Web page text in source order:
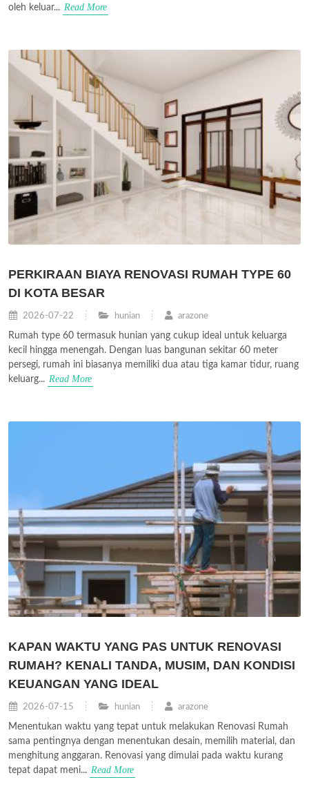
oleh keluar... Read More
PERKIRAAN BIAYA RENOVASI RUMAH TYPE 60
DI KOTA BESAR
2026-07-22 hunian arazone
Rumah type 60 termasuk hunian yang cukup ideal untuk keluarga
kecil hingga menengah. Dengan luas bangunan sekitar 60 meter
persegi, rumah ini biasanya memiliki dua atau tiga kamar tidur, ruang
keluarg... Read More
KAPAN WAKTU YANG PAS UNTUK RENOVASI
RUMAH? KENALI TANDA, MUSIM, DAN KONDISI
KEUANGAN YANG IDEAL
2026-07-15 hunian arazone
Menentukan waktu yang tepat untuk melakukan Renovasi Rumah
sama pentingnya dengan menentukan desain, memilih material, dan
menghitung anggaran. Renovasi yang dimulai pada waktu kurang
tepat dapat meni... Read More